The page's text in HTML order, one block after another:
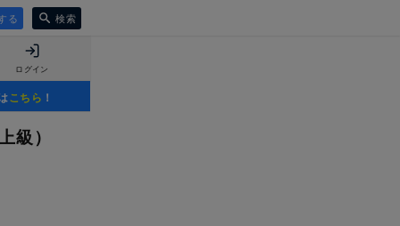
る 検索
ログイン
こちら ！
級）